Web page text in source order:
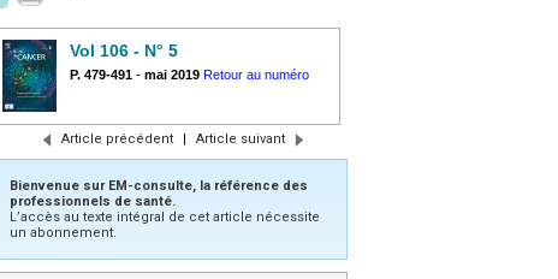
Vol 106 - N° 5
P. 479-491 - mai 2019 Retour au numéro
Article précédent | Article suivant
Bienvenue sur EM-consulte, la référence des
professionnels de santé.
L’accès au texte intégral de cet article nécessite
un abonnement.